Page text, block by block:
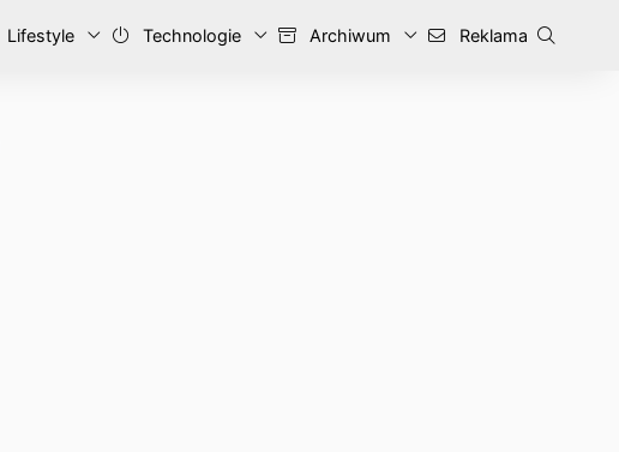
Lifestyle Technologie Archiwum Reklama